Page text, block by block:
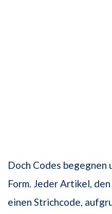
Doch Codes begegnen
Form. Jeder Artikel,
einen Strichcode,